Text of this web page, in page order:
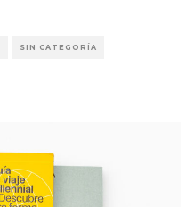
SIN CATEGORÍA